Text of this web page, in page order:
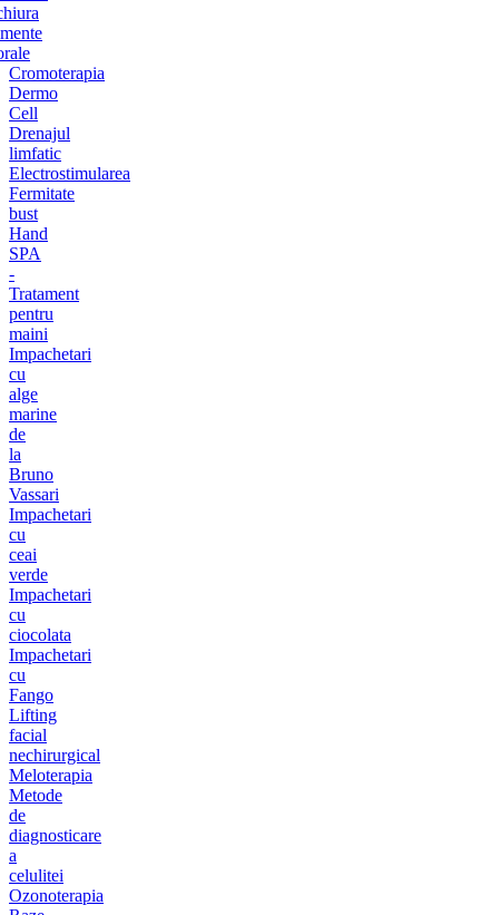
Cromoterapia
Dermo
Cell
Drenajul
limfatic
Electrostimularea
Fermitate
bust
Hand
SPA
-
Tratament
pentru
maini
Impachetari
cu
alge
marine
de
la
Bruno
Vassari
Impachetari
cu
ceai
verde
Impachetari
cu
ciocolata
Impachetari
cu
Fango
Lifting
facial
nechirurgical
Meloterapia
Metode
de
diagnosticare
a
celulitei
Ozonoterapia